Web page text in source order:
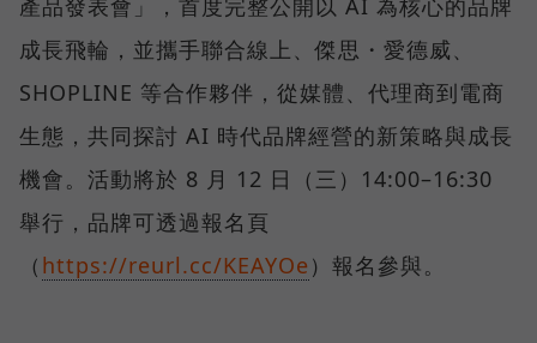
產品發表會」，首度完整公開以 AI 為核心的品牌
成長飛輪，並攜手聯合線上、傑思・愛德威、
SHOPLINE 等合作夥伴，從媒體、代理商到電商
生態，共同探討 AI 時代品牌經營的新策略與成長
機會。活動將於 8 月 12 日（三）14:00–16:30
舉行，品牌可透過報名頁
（ https://reurl.cc/KEAYOe ）報名參與。